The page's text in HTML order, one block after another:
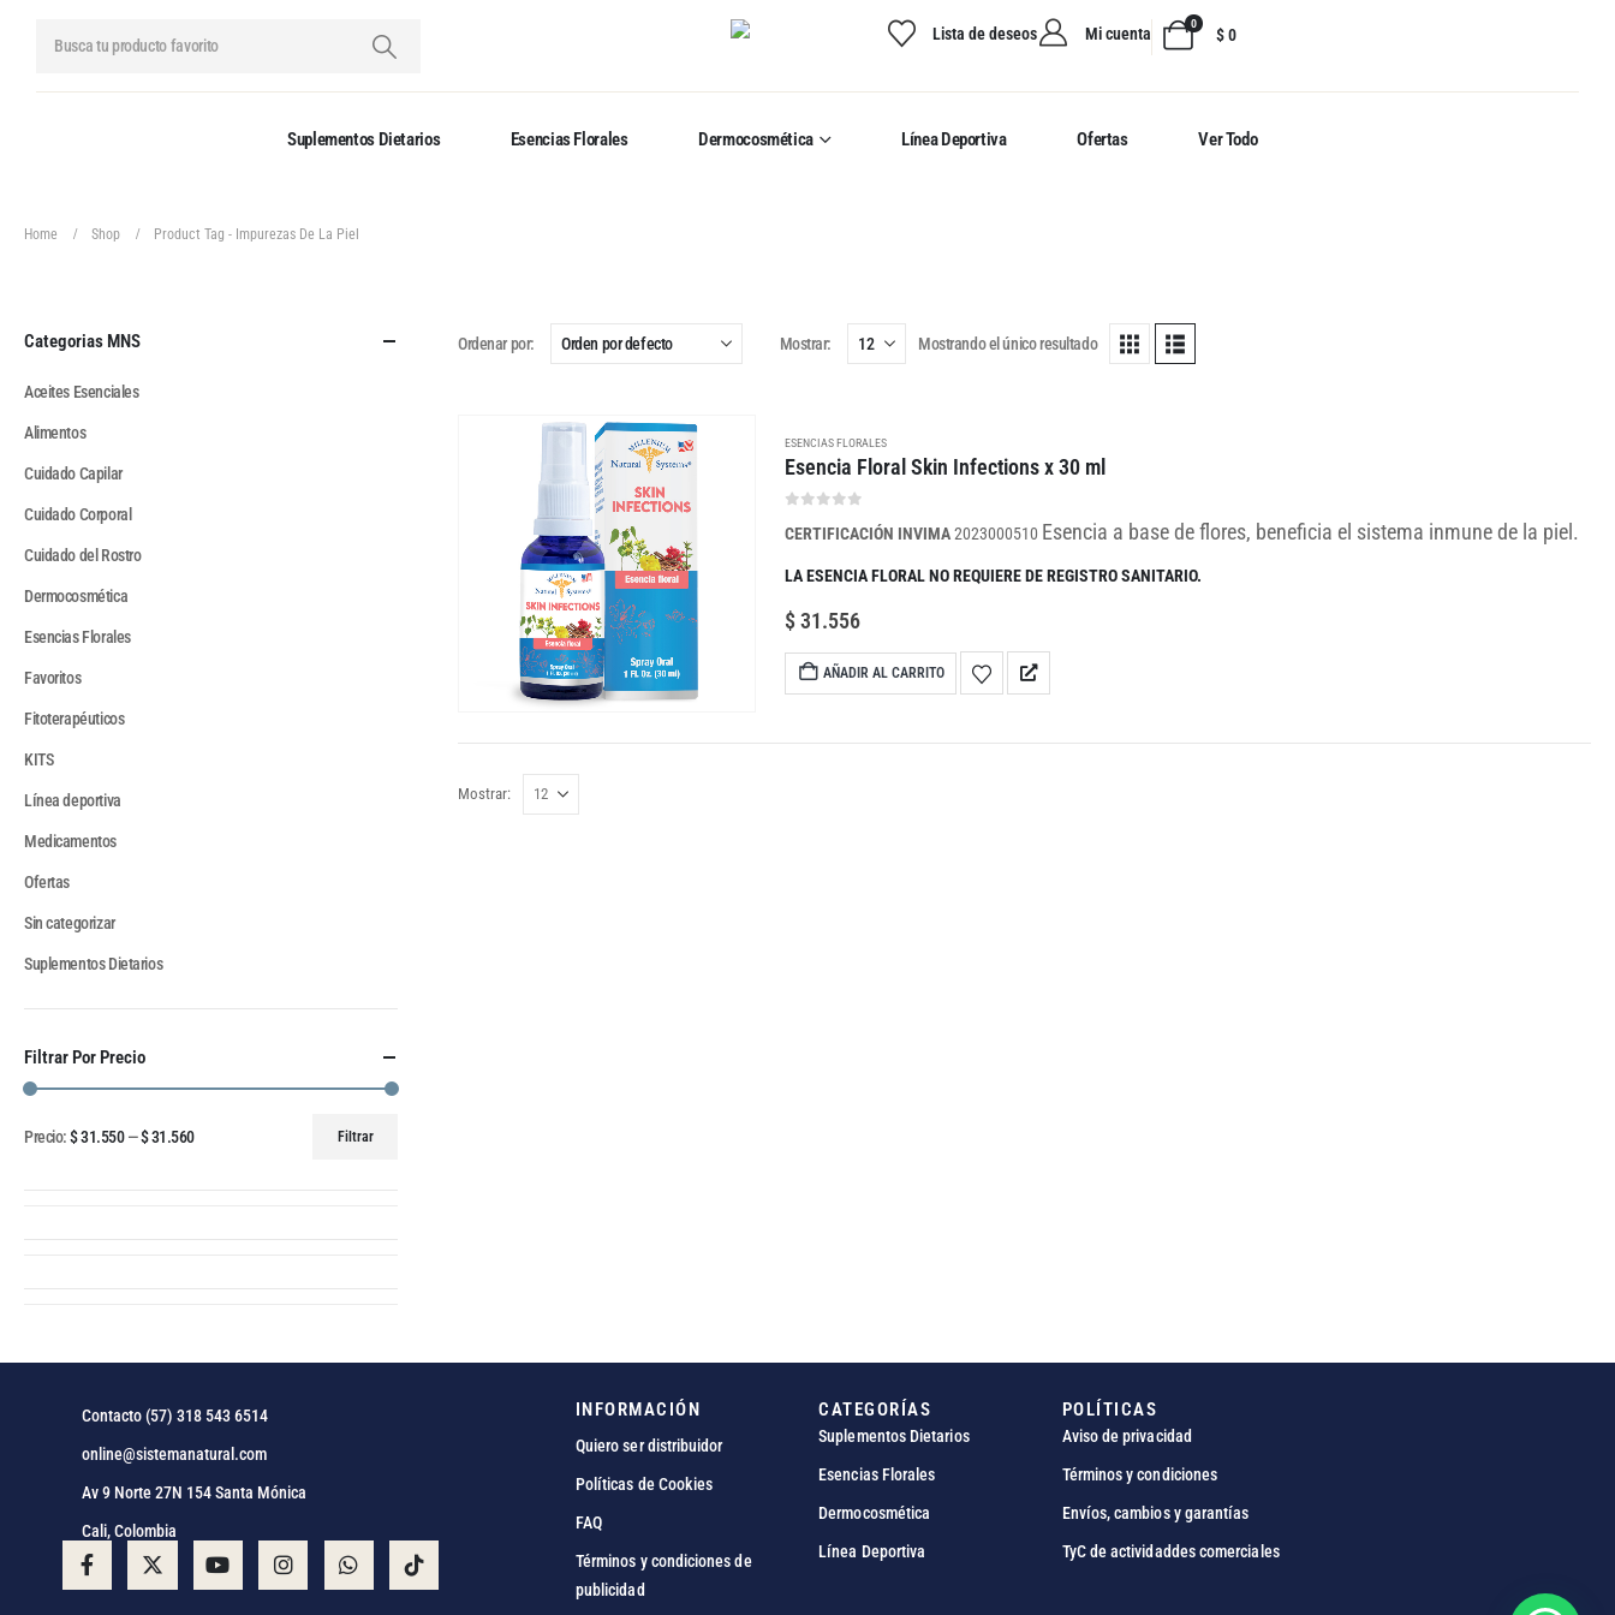
Lista de deseos Mi cuenta
0
$0
Suplementos Dietarios Esencias Florales Dermocosmética Línea Deportiva Ofertas Ver Todo
Home Shop Product Tag - Impurezas De La Piel
Ordenar por: Mostrar: Mostrando el único resultado
ESENCIAS FLORALES
Esencia Floral Skin Infections x 30 ml
CERTIFICACIÓN INVIMA2023000510 Esencia a base de flores, beneficia el sistema inmune de la piel.
LA ESENCIA FLORAL NO REQUIERE DE REGISTRO SANITARIO.
$31.556
AÑADIR AL CARRITO
Mostrar:
Categorias MNS
Aceites Esenciales
Alimentos
Cuidado Capilar
Cuidado Corporal
Cuidado del Rostro
Dermocosmética
Esencias Florales
Favoritos
Fitoterapéuticos
KITS
Línea deportiva
Medicamentos
Ofertas
Sin categorizar
Suplementos Dietarios
Filtrar Por Precio
Filtrar
Precio:$ 31.550—$ 31.560
Contacto (57) 318 543 6514
online@sistemanatural.com
Av 9 Norte 27N 154 Santa Mónica
Cali, Colombia
INFORMACIÓN
Quiero ser distribuidor
Políticas de Cookies
FAQ
Términos y condiciones de
publicidad
CATEGORÍAS
Suplementos Dietarios
Esencias Florales
Dermocosmética
Línea Deportiva
POLÍTICAS
Aviso de privacidad
Términos y condiciones
Envíos, cambios y garantías
TyC de actividaddes comerciales